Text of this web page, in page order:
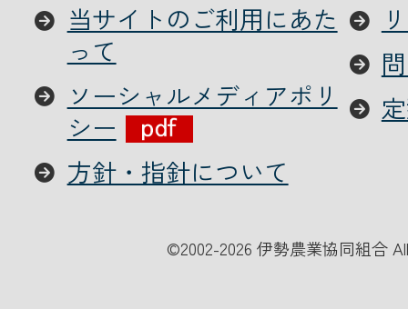
当サイトのご利用にあた
って
ソーシャルメディアポリ
シー
方針・指針について
©2002-2026 伊勢農業協同組合